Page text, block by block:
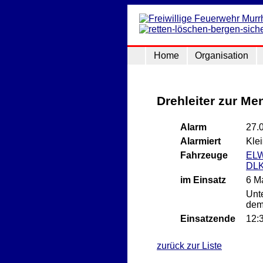
Home Organisation
Drehleiter zur
Alarm
Alarmiert
Fahrzeuge
im Einsatz
6
Einsatzende
zurück zur Liste